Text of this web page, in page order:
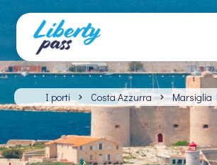
I porti Costa Azzurra Marsiglia